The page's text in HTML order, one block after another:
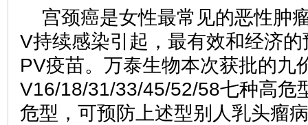
宫颈癌是女性最常见的恶性肿
V持续感染引起，最有效和经济
PV疫苗。万泰生物本次获批的九
V16/18/31/33/45/52/58七种高危
危型，可预防上述型别人乳头瘤